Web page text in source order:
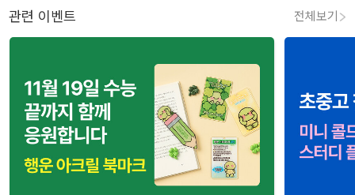
관련 이벤트 전체보기